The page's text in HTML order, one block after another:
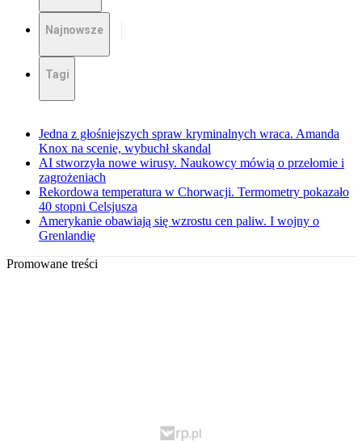
Najnowsze
Tagi
Jedna z głośniejszych spraw kryminalnych wraca. Amanda
Knox na scenie, wybuchł skandal
AI stworzyła nowe wirusy. Naukowcy mówią o przełomie i
zagrożeniach
Rekordowa temperatura w Chorwacji. Termometry pokazało
40 stopni Celsjusza
Amerykanie obawiają się wzrostu cen paliw. I wojny o
Grenlandię
Promowane treści